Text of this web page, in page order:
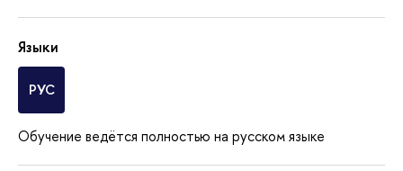
Языки
РУС
Обучение ведётся полностью на русском языке